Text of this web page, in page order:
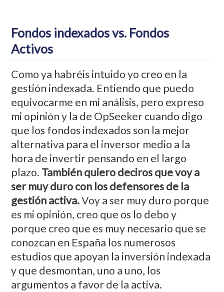
Fondos indexados vs. Fondos
Activos
Como ya habréis intuido yo creo en la
gestión indexada. Entiendo que puedo
equivocarme en mi análisis, pero expreso
mi opinión y la de OpSeeker cuando digo
que los fondos indexados son la mejor
alternativa para el inversor medio a la
hora de invertir pensando en el largo
plazo. También quiero deciros que voy a
ser muy duro con los defensores de la
gestión activa.Voy a ser muy duro porque
es mi opinión, creo que os lo debo y
porque creo que es muy necesario que se
conozcan en España los numerosos
estudios que apoyan la inversión indexada
y que desmontan, uno a uno, los
argumentos a favor de la activa.